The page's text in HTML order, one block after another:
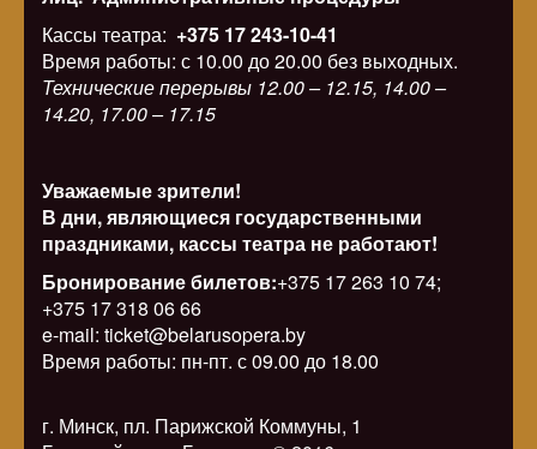
Кассы театра: +375 17 243-10-41
Время работы: с 10.00 до 20.00 без выходных.
Технические перерывы 12.00 – 12.15, 14.00 –
14.20, 17.00 – 17.15
Уважаемые зрители!
В дни, являющиеся государственными
праздниками, кассы театра не работают!
Бронирование билетов:+375 17 263 10 74;
+375 17 318 06 66
e-mail: ticket@belarusopera.by
Время работы: пн-пт. с 09.00 до 18.00
г. Минск, пл. Парижской Коммуны, 1